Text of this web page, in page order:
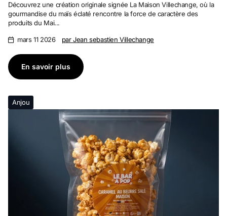
Découvrez une création originale signée La Maison Villechange, où la
gourmandise du maïs éclaté rencontre la force de caractère des
produits du Mai...
mars 11 2026 par Jean sebastien Villechange
En savoir plus
Anjou